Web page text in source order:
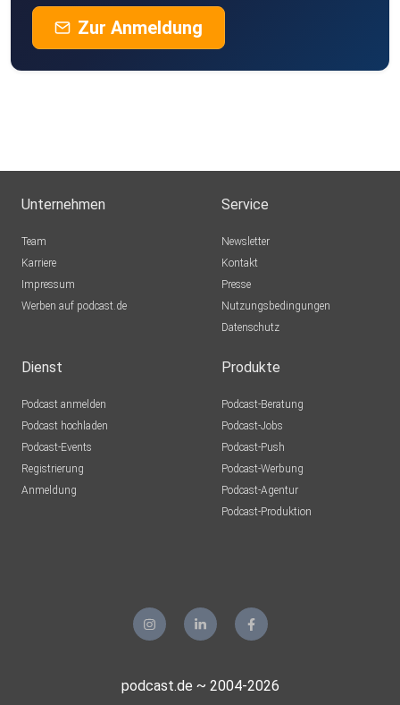
Zur Anmeldung
Unternehmen
Team
Karriere
Impressum
Werben auf podcast.de
Service
Newsletter
Kontakt
Presse
Nutzungsbedingungen
Datenschutz
Dienst
Podcast anmelden
Podcast hochladen
Podcast-Events
Registrierung
Anmeldung
Produkte
Podcast-Beratung
Podcast-Jobs
Podcast-Push
Podcast-Werbung
Podcast-Agentur
Podcast-Produktion
podcast.de ~ 2004-2026